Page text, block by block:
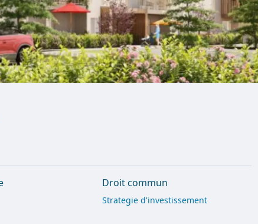
Droit commun
Strategie d'investissement